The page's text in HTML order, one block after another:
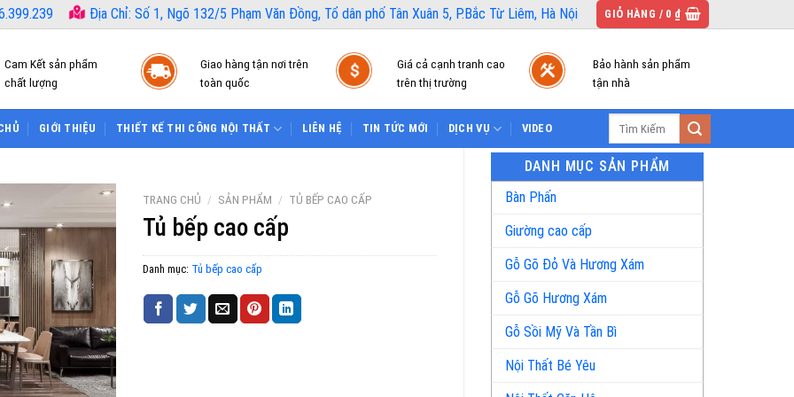
Địa Chỉ: Số 1, Ngõ 132/5 Phạm Văn Đồng, Tổ dân phố Tân Xuân 5, P.Bắc Từ Liêm, Hà Nội GIỎ HÀNG / 0 ₫
Cam Kết sản phẩm
chất lượng
Giao hàng tận nơi trên
toàn quốc
Giá cả cạnh tranh cao
trên thị trường
Bảo hành sản phẩm
tận nhà
GIỚI THIỆU THIẾT KẾ THI CÔNG NỘI THẤT LIÊN HỆ TIN TỨC MỚI DỊCH VỤ VIDEO
DANH MỤC SẢN PHẨM
Bàn Phấn
Giường cao cấp
Gỗ Gõ Đỏ Và Hương Xám
Gỗ Gõ Hương Xám
Gỗ Sồi Mỹ Và Tần Bì
Nội Thất Bé Yêu
TRANG CHỦ / SẢN PHẨM / TỦ BẾP CAO CẤP
Tủ bếp cao cấp
Danh mục: Tủ bếp cao cấp